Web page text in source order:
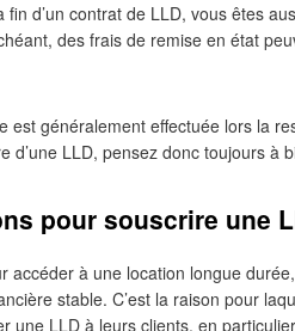
fin d’un contrat de LLD, vous êtes
des frais de remise en état
est généralement effectuée lors la
d’une LLD, pensez donc toujours à
pour souscrire une
accéder à une location longue
stable. C’est la raison pour
une LLD à leurs clients, en